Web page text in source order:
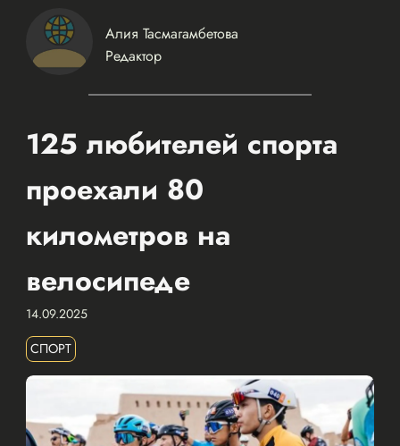
Алия Тасмагамбетова
Редактор
125 любителей спорта
проехали 80
километров на
велосипеде
14.09.2025
СПОРТ